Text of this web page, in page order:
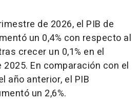
de 2026, el PIB de
un 0,4% con respecto al
crecer un 0,1% en el
En comparación con el
año anterior, el PIB
un 2,6%.